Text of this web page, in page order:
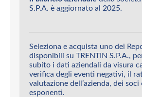
S.P.A. è aggiornato al 2025.
Seleziona e acquista uno dei
disponibili su TRENTIN S.P.A.,
subito i dati aziendali da visura
verifica degli eventi negativi, il
valutazione dell’azienda, dei soci
esponenti.